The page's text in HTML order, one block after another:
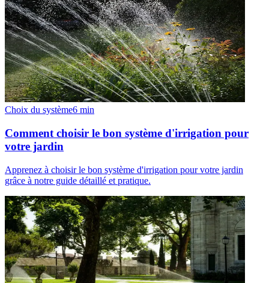
Choix du système6 min
Comment choisir le bon système d'irrigation pour
votre jardin
Apprenez à choisir le bon système d'irrigation pour votre jardin
grâce à notre guide détaillé et pratique.